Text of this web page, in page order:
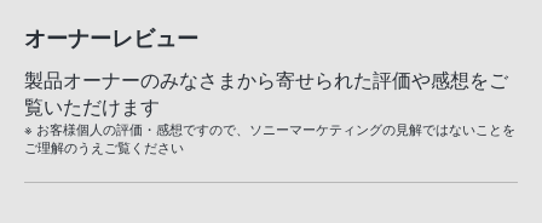
オーナーレビュー
製品オーナーのみなさまから寄せられた評価や感想をご
覧いただけます
※ お客様個人の評価・感想ですので、ソニーマーケティングの見解ではないことを
ご理解のうえご覧ください